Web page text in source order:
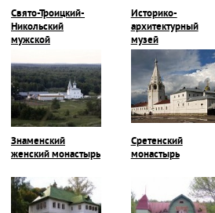
Свято-Троицкий-
Никольский
мужской
Историко-
архитектурный
музей
Знаменский
женский монастырь
Сретенский
монастырь